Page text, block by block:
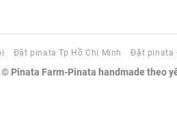
Đặt pinata Tp Hồ Chí Minh Đặt pinata
© Pinata Farm-Pinata handmade theo